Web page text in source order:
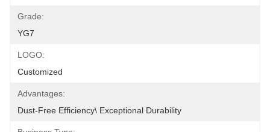
Grade:
YG7
LOGO:
Customized
Advantages:
Dust-Free Efficiency\ Exceptional Durability